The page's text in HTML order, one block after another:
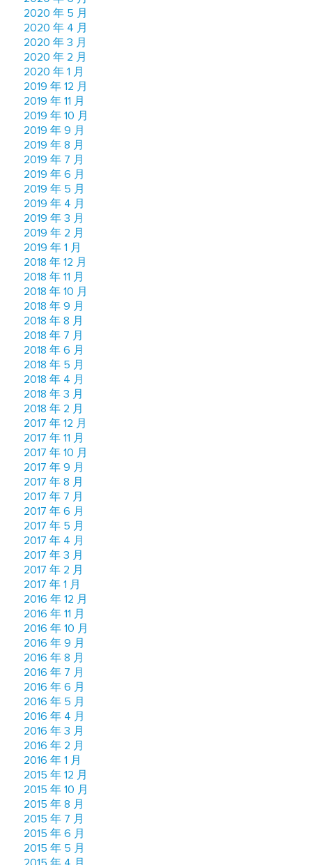
2020 年 5 月
2020 年 4 月
2020 年 3 月
2020 年 2 月
2020 年 1 月
2019 年 12 月
2019 年 11 月
2019 年 10 月
2019 年 9 月
2019 年 8 月
2019 年 7 月
2019 年 6 月
2019 年 5 月
2019 年 4 月
2019 年 3 月
2019 年 2 月
2019 年 1 月
2018 年 12 月
2018 年 11 月
2018 年 10 月
2018 年 9 月
2018 年 8 月
2018 年 7 月
2018 年 6 月
2018 年 5 月
2018 年 4 月
2018 年 3 月
2018 年 2 月
2017 年 12 月
2017 年 11 月
2017 年 10 月
2017 年 9 月
2017 年 8 月
2017 年 7 月
2017 年 6 月
2017 年 5 月
2017 年 4 月
2017 年 3 月
2017 年 2 月
2017 年 1 月
2016 年 12 月
2016 年 11 月
2016 年 10 月
2016 年 9 月
2016 年 8 月
2016 年 7 月
2016 年 6 月
2016 年 5 月
2016 年 4 月
2016 年 3 月
2016 年 2 月
2016 年 1 月
2015 年 12 月
2015 年 10 月
2015 年 8 月
2015 年 7 月
2015 年 6 月
2015 年 5 月